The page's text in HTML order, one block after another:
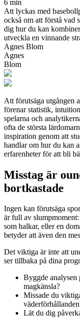
6 min
Att lyckas med
också om att förstå vad
dig hur du kan
utveckla en vinnande
Agnes Blom
Agnes
Blom
Att förutsäga utgången
förenar statistik,
spelarna och
ofta de största
inspiration genom att
handlar om hur du kan
erfarenheter för att bli
Misstag är
bortkastade
Ingen kan förutsäga
är full av
som halkar, eller en
betyder att även den
Det viktiga är inte att
ser tillbaka på dina
Byggde
magkänsla?
Missade du
Lät du dig